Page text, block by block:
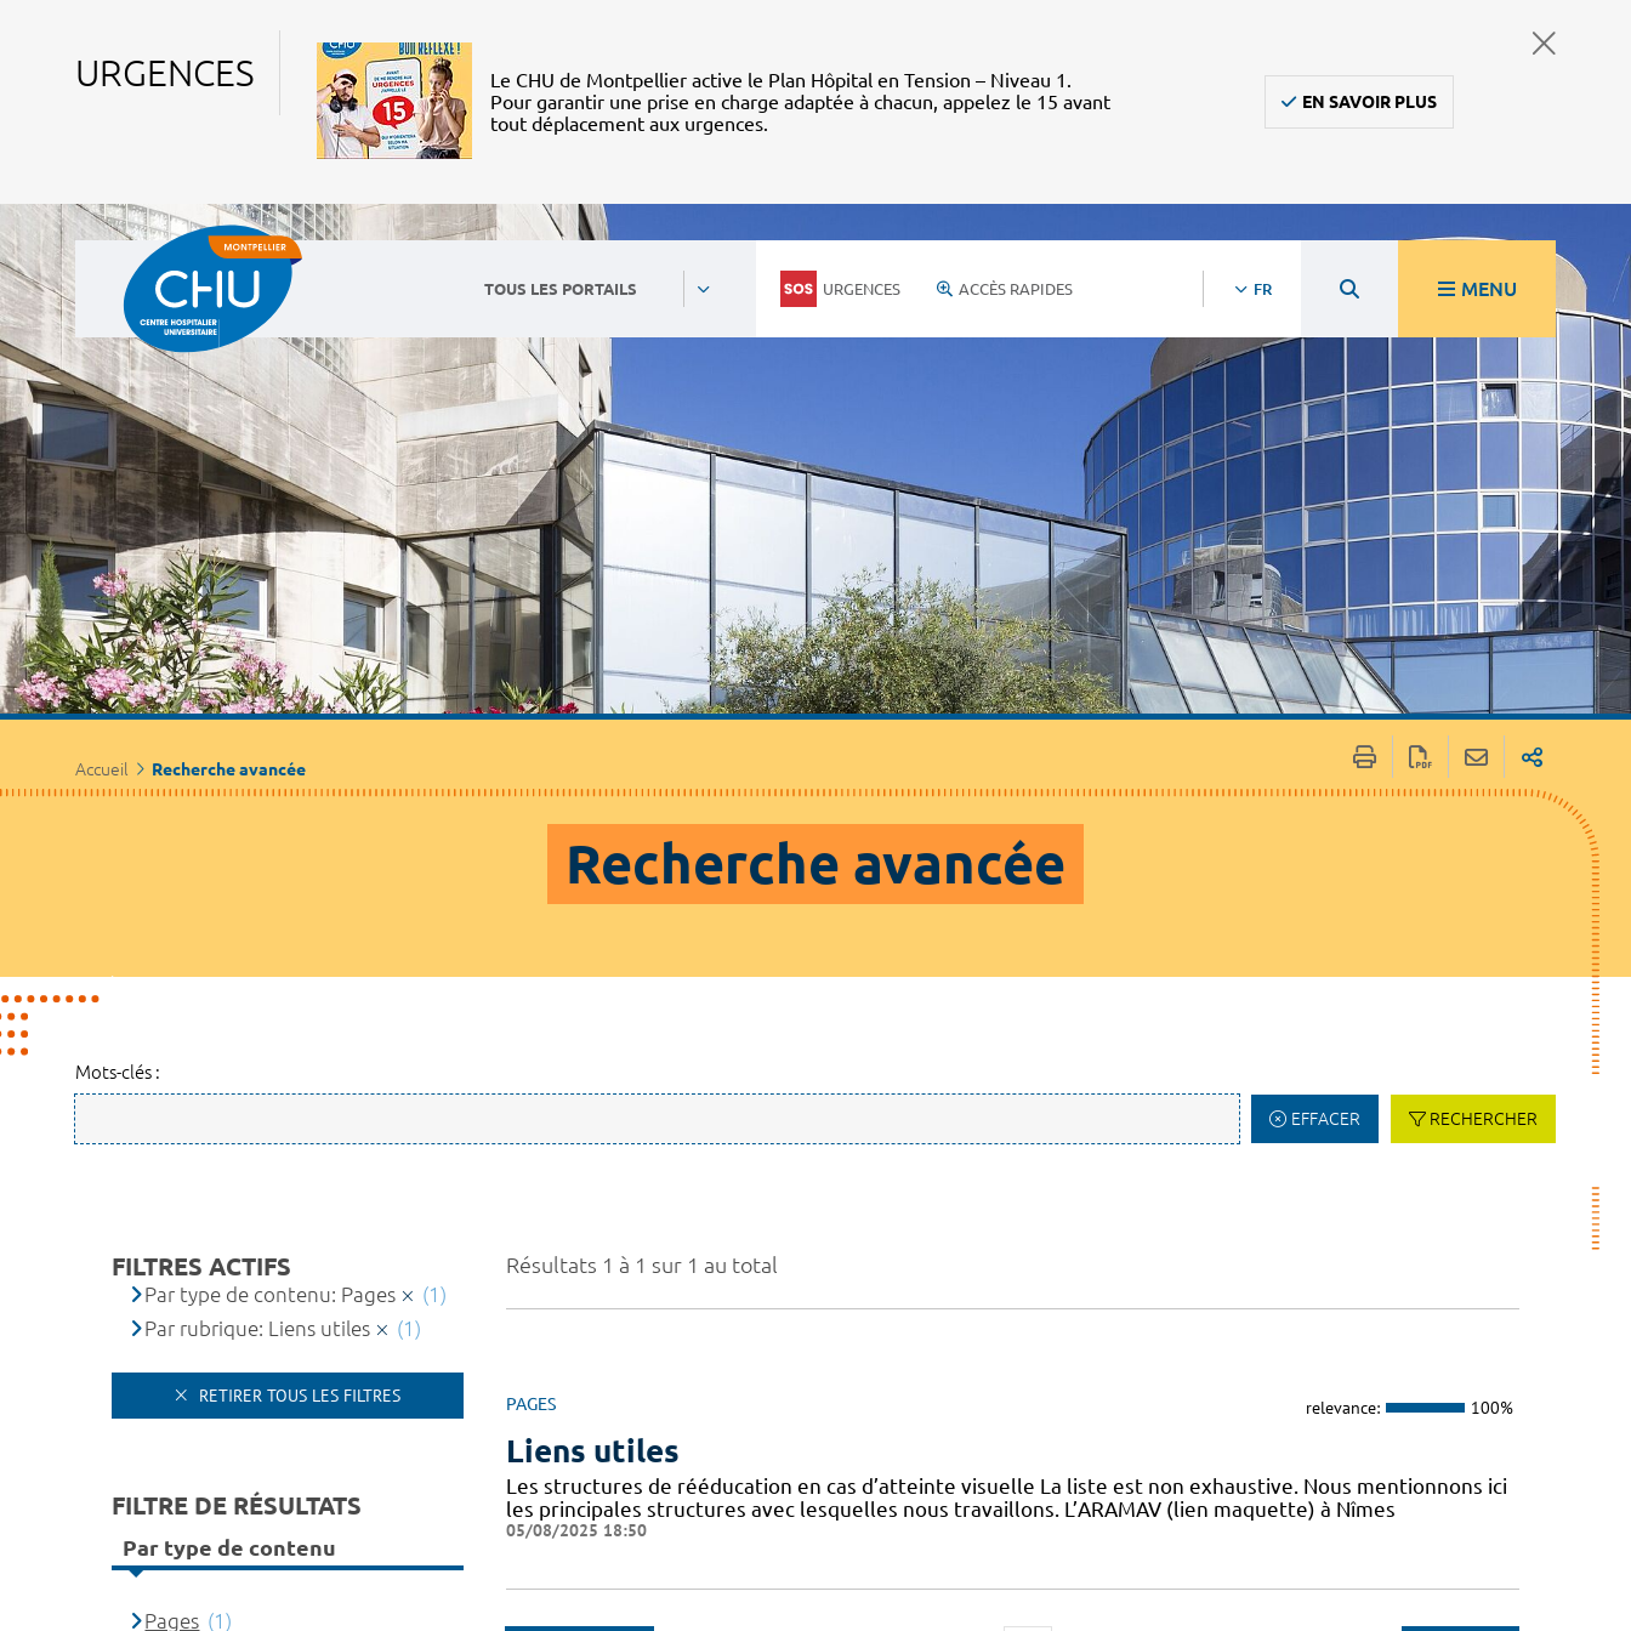
URGENCES
Le CHU de Montpellier active le Plan Hôpital en Tension – Niveau 1.
Pour garantir une prise en charge adaptée à chacun, appelez le 15 avant
tout déplacement aux urgences.
EN SAVOIR PLUS
TOUS LES PORTAILS URGENCES ACCÈS RAPIDES FR MENU
Accueil Recherche avancée
Recherche avancée
Mots-clés :
EFFACER RECHERCHER
Résultats 1 à 1 sur 1 au total
PAGES relevance: 100%
Liens utiles
Les structures de rééducation en cas d’atteinte visuelle La liste est non exhaustive. Nous mentionnons ici
les principales structures avec lesquelles nous travaillons. L’ARAMAV (lien maquette) à Nîmes
05/08/2025 18:50
FILTRES ACTIFS
Par type de contenu: Pages
(1)
Par rubrique: Liens utiles
(1)
RETIRER TOUS LES FILTRES
FILTRE DE RÉSULTATS
Par type de contenu
Pages (1)